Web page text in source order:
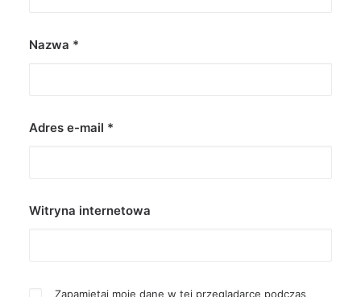
Nazwa *
Adres e-mail *
Witryna internetowa
Zapamiętaj moje dane w tej przeglądarce podczas